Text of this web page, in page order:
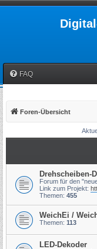
FAQ
Foren-Übersicht
Drehscheiben-
Forum für den
Link zum Projekt:
Themen: 455
WeichEi /
Themen: 113
LED-Dekoder